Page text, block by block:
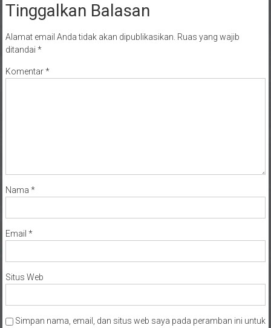
Tinggalkan Balasan
Alamat email Anda tidak akan dipublikasikan. Ruas yang wajib
ditandai *
Komentar*
Nama *
Email *
Situs Web
Simpan nama, email, dan situs web saya pada peramban ini untuk